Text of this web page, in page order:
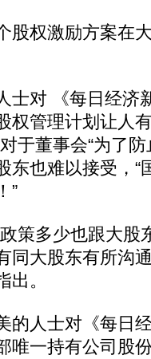
权激励方案在大
对 《每日经济
权管理计划让人
于董事会“为了
东也难以接受，
”
多少也跟大股
同大股东有所沟
出。
人士对《每日经
唯一持有公司股